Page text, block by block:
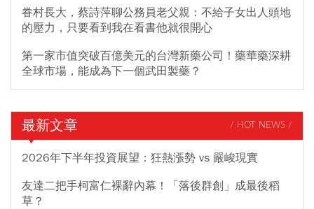
眷村長大，蔡詩萍聊公務員老父親：不給子女出人頭地
的壓力，只要看到我在看書他就很開心
第一家市值突破百億美元的台灣新藥公司！藥華藥深耕
全球市場，能成為下一個武田製藥？
最新文章 / HOT NEWS /
2026年下半年投資展望：狂熱漲勢 vs 嚴峻現實
友達二把手柯富仁裸辭內幕！「落後群創」成最後稻
草？